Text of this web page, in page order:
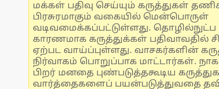
மக்கள் பதிவு செய்யும் கருத்துகள்
பிரசுரமாகும் வகையில் மென்பொருள்
வடிவமைக்கப்பட்டுள்ளது.
காரணமாக கருத்துக்கள் பதிவாவதில்
ஏற்பட வாய்ப்புள்ளது. வாசகர்களின்
நிர்வாகம் பொறுப்பாக மாட்டார்கள்.
பிறர் மனதை புண்படுத்தகூடிய
வார்த்தைகளைப் பயன்படுத்துவதை